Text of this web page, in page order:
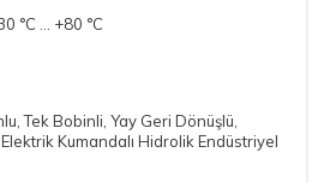
°C ... +80 °C
Tek Bobinli, Yay Geri Dönüşlü,
Kumandalı Hidrolik Endüstriyel